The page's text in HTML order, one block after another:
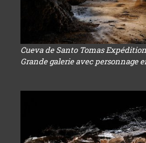
Cueva de Santo Tomas
Grande galerie avec personnage